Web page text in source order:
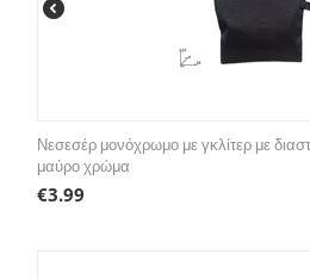
Νεσεσέρ μονόχρωμο με γκλίτερ με
μαύρο χρώμα
€3.99